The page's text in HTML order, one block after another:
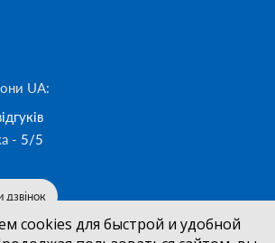
UA:
- 5/5
дзвінок
cookies для быстрой и удобной